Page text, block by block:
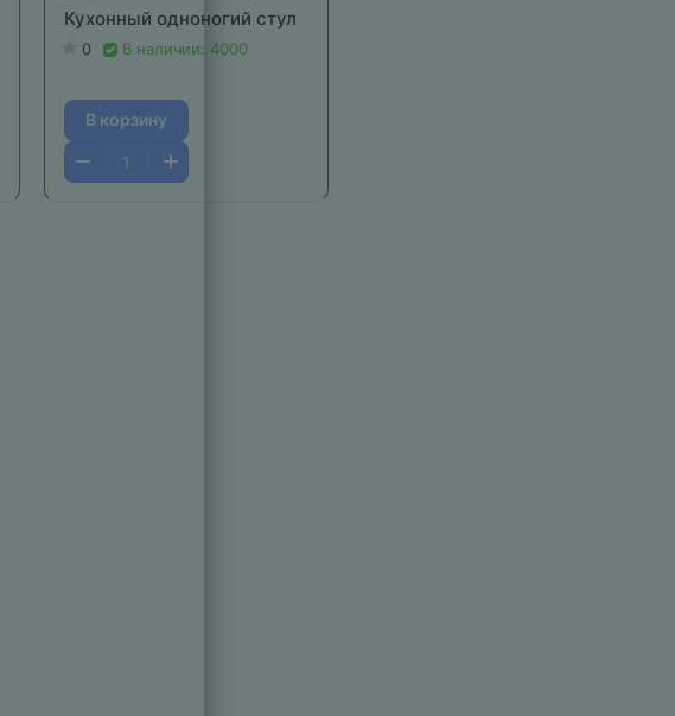
Кухонный одноногий стул
0 В наличии: 4000
В корзину